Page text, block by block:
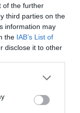
of the further
third parties on the
information may
the IAB’s List of
disclose it to other
un vol jusque
de leur “hub”
RÉPONDRE
postes..